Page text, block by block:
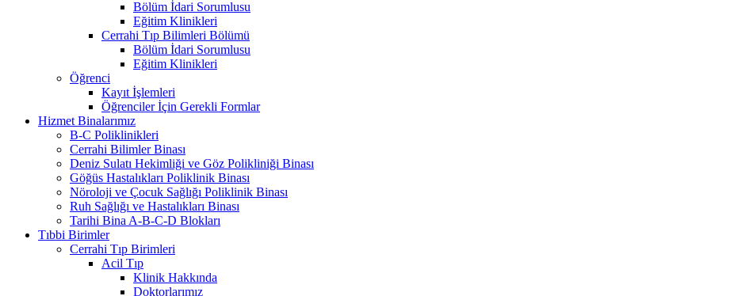
Bölüm İdari Sorumlusu
Eğitim Klinikleri
Cerrahi Tıp Bilimleri Bölümü
Bölüm İdari Sorumlusu
Eğitim Klinikleri
Öğrenci
Kayıt İşlemleri
Öğrenciler İçin Gerekli Formlar
Hizmet Binalarımız
B-C Poliklinikleri
Cerrahi Bilimler Binası
Deniz Sulatı Hekimliği ve Göz Polikliniği Binası
Göğüs Hastalıkları Poliklinik Binası
Nöroloji ve Çocuk Sağlığı Poliklinik Binası
Ruh Sağlığı ve Hastalıkları Binası
Tarihi Bina A-B-C-D Blokları
Tıbbi Birimler
Cerrahi Tıp Birimleri
Acil Tıp
Klinik Hakkında
Doktorlarımız